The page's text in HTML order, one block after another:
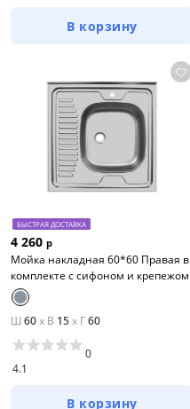
В корзину
БЫСТРАЯ ДОСТАВКА
4 260 р
Мойка накладная 60*60 Правая в
комплекте с сифоном и крепежом
Ш 60x В 15x Г60
4.1
0
В корзину